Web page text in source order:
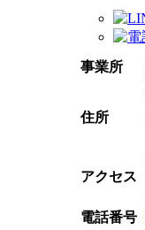
事業所
住所
アクセス
電話番号